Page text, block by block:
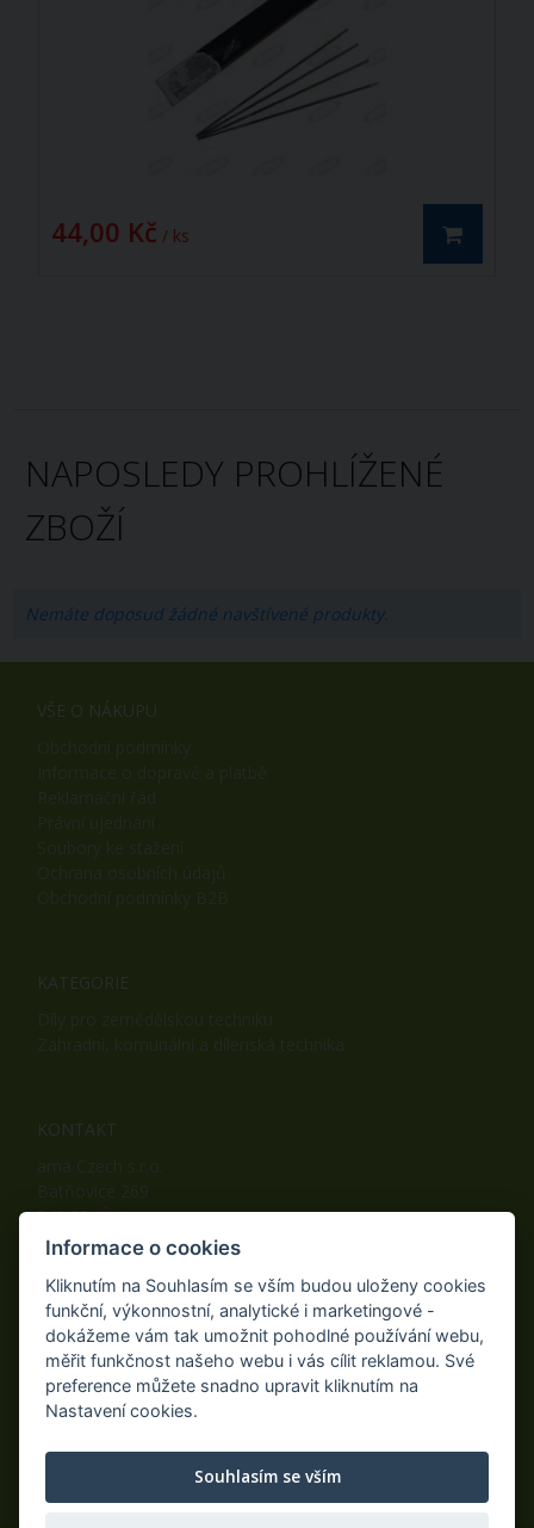
44,00 Kč / ks
NAPOSLEDY PROHLÍŽENÉ
ZBOŽÍ
Nemáte doposud žádné navštívené produkty.
VŠE O NÁKUPU
KATEGORIE
KONTAKT
542 32, Úpice
Telefon: +420 498 100 050
Fax: +420 498 100 051
E-mail:info@ama-zahrada.cz
Web:www.ama-zahrada.cz
NAJDETE NÁS TAKÉ NA:
Informace o cookies
Kliknutím na Souhlasím se vším budou uloženy cookies
funkční, výkonnostní, analytické i marketingové -
dokážeme vám tak umožnit pohodlné používání webu,
měřit funkčnost našeho webu i vás cílit reklamou. Své
preference můžete snadno upravit kliknutím na
Nastavení cookies.
Souhlasím se vším